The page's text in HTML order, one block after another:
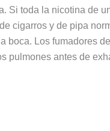
Si toda la nicotina de
cigarros y de pipa
boca. Los fumadores
pulmones antes de